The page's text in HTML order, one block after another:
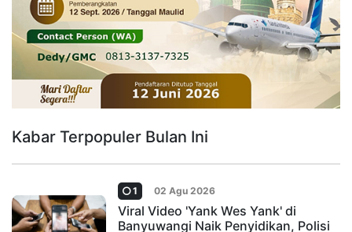
Kabar Terpopuler Bulan Ini
1 02 Agu 2026
Viral Video 'Yank Wes Yank' di
Banyuwangi Naik Penyidikan, Polisi